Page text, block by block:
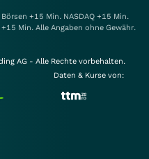
+15 Min. NASDAQ +15 Min.
Min. Alle Angaben ohne Gewähr.
AG - Alle Rechte vorbehalten.
Daten & Kurse von: